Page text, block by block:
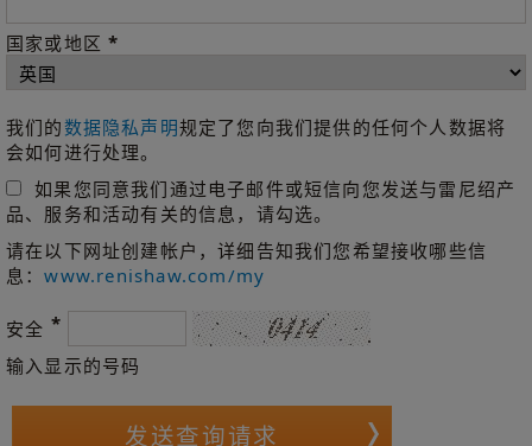
国家或地区*
我们的数据隐私声明规定了您向我们提供的任何个人数据将
会如何进行处理。
如果您同意我们通过电子邮件或短信向您发送与雷尼绍产
品、服务和活动有关的信息，请勾选。
请在以下网址创建帐户，详细告知我们您希望接收哪些信
息：www.renishaw.com/my
安全 *
输入显示的号码